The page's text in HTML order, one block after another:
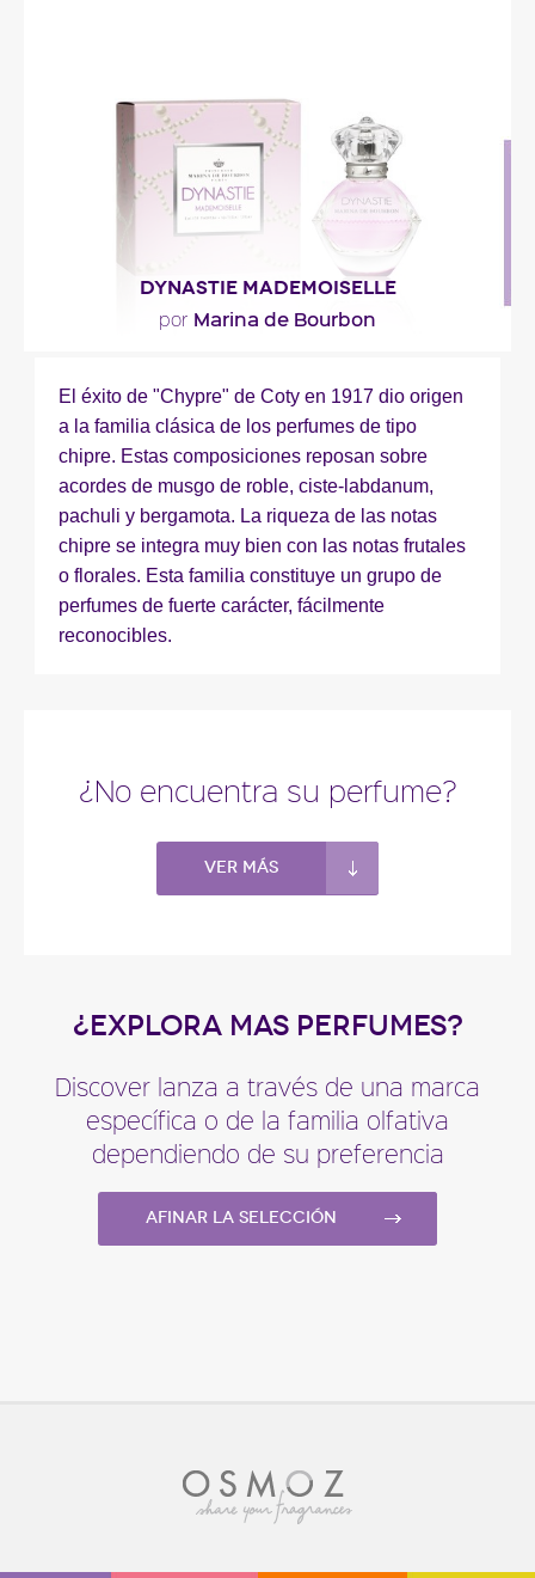
Descripción del perfume
DYNASTIE MADEMOISELLE
por Marina de Bourbon
"Un frasco esculpido como una joya preciosa,
simbolizando una rica y prestigiosa dinastía. Una..."
Descripción del perfume
El éxito de "Chypre" de Coty en 1917 dio origen
a la familia clásica de los perfumes de tipo
chipre. Estas composiciones reposan sobre
acordes de musgo de roble, ciste-labdanum,
pachuli y bergamota. La riqueza de las notas
chipre se integra muy bien con las notas frutales
o florales. Esta familia constituye un grupo de
perfumes de fuerte carácter, fácilmente
reconocibles.
¿No encuentra su perfume?
Ver más
¿EXPLORA MAS PERFUMES?
Discover lanza a través de una marca
específica o de la familia olfativa
dependiendo de su preferencia
Afinar la selección